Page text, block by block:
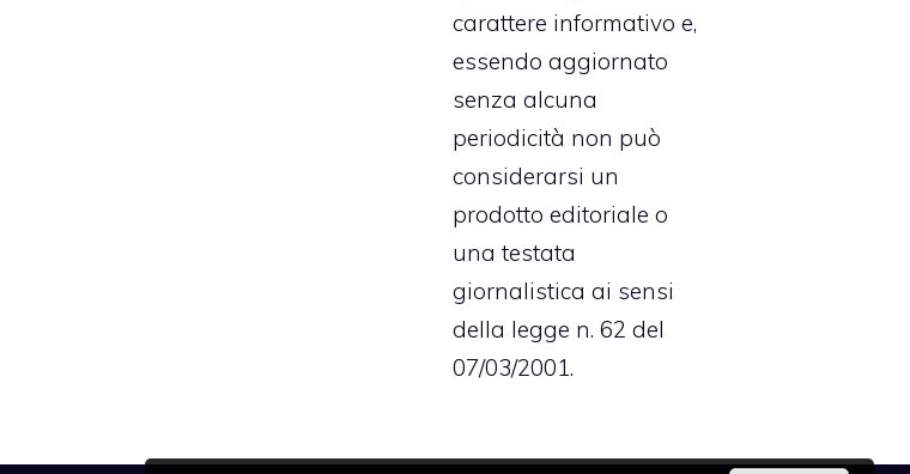
carattere informativo e,
essendo aggiornato
senza alcuna
periodicità non può
considerarsi un
prodotto editoriale o
una testata
giornalistica ai sensi
della legge n. 62 del
07/03/2001.